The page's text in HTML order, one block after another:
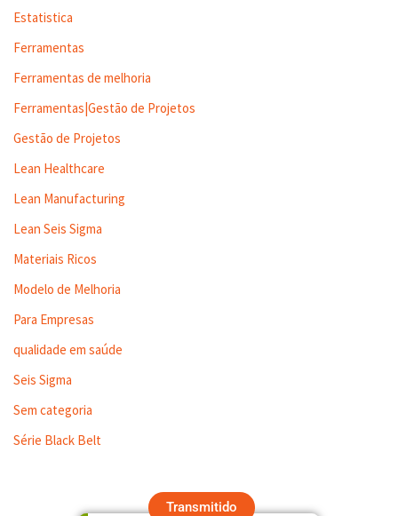
Estatistica
Ferramentas
Ferramentas de melhoria
Ferramentas|Gestão de Projetos
Gestão de Projetos
Lean Healthcare
Lean Manufacturing
Lean Seis Sigma
Materiais Ricos
Modelo de Melhoria
Para Empresas
qualidade em saúde
Seis Sigma
Sem categoria
Série Black Belt
Transmitido